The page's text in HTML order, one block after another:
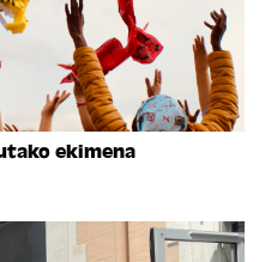
ekimena